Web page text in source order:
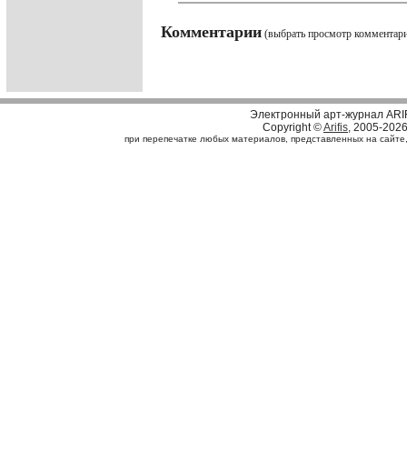
Комментарии (выбрать просмотр
Электронный арт-журнал
Copyright ©Arifis, 2005-2026
при перепечатке любых материалов, представленных на